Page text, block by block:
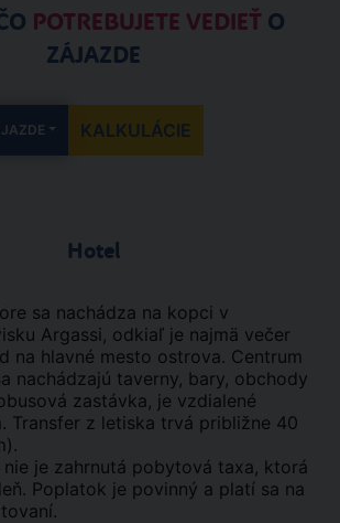
POTREBUJETE VEDIEŤ O
ZÁJAZDE
KALKULÁCIE
Hotel
sa nachádza na kopci v
Argassi, odkiaľ je najmä večer
na hlavné mesto ostrova. Centrum
nachádzajú taverny, bary, obchody
zastávka, je vzdialené
Transfer z letiska trvá približne 40
nie je zahrnutá pobytová taxa, ktorá
Poplatok je povinný a platí sa na